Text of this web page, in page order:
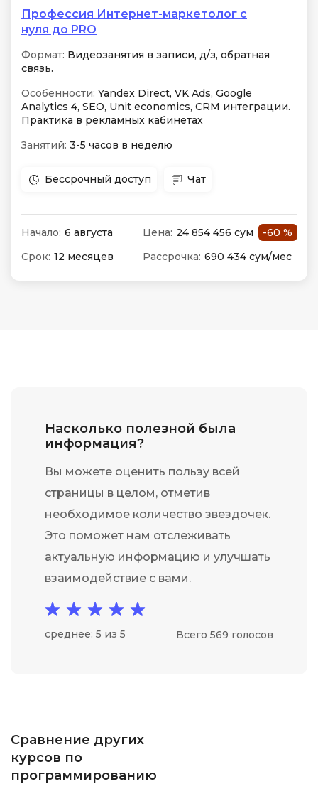
Профессия Интернет-маркетолог с
нуля до PRO
Формат: Видеозанятия в записи, д/з, обратная
связь.
Особенности: Yandex Direct, VK Ads, Google
Analytics 4, SEO, Unit economics, CRM интеграции.
Практика в рекламных кабинетах
Занятий: 3-5 часов в неделю
Бессрочный доступ Чат
Начало: 6 августа Цена: 24 854 456 сум
-60 %
Срок: 12 месяцев Рассрочка: 690 434 сум/мес
Насколько полезной была
информация?
Вы можете оценить пользу всей
страницы в целом, отметив
необходимое количество звездочек.
Это поможет нам отслеживать
актуальную информацию и улучшать
взаимодействие с вами.
среднее: 5 из 5 Всего 569 голосов
Сравнение других
курсов по
программированию